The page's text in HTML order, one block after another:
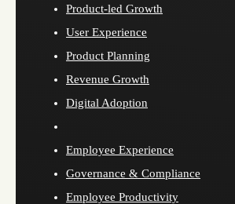
Product-led Growth
User Experience
Product Planning
Revenue Growth
Digital Adoption
Employee Experience
Governance & Compliance
Employee Productivity